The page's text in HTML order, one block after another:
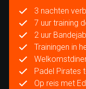
3 nachten
7 uur training
2 uur
Trainingen in
Padel Pirates
Op reis met